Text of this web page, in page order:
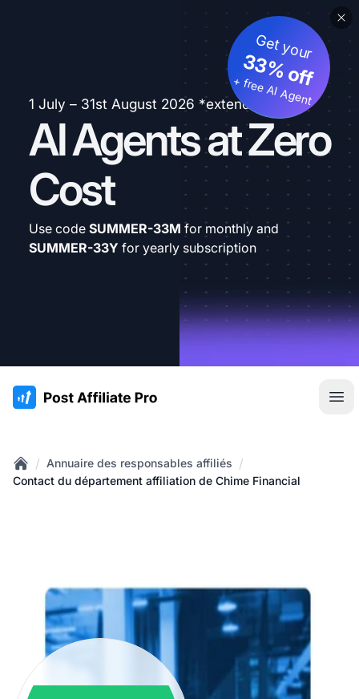
1 July – 31st August 2026 *extended
AI Agents at Zero
Cost
Get your
33% off
+ free AI Agent
Use code SUMMER-33M for monthly and
SUMMER-33Y for yearly subscription
:site.title
Home
/ Annuaire des responsables affiliés /
Contact du département affiliation de Chime Financial